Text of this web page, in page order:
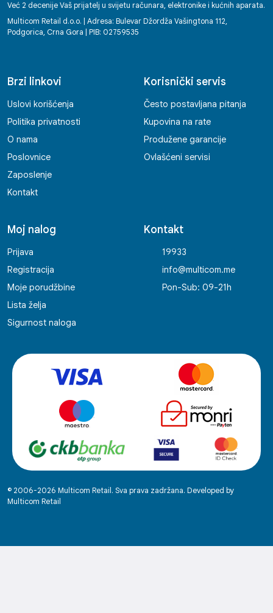
Već 2 decenije Vaš prijatelj u svijetu računara, elektronike i kućnih aparata.
Multicom Retail d.o.o. | Adresa: Bulevar Džordža Vašingtona 112,
Podgorica, Crna Gora | PIB: 02759535
Brzi linkovi
Uslovi korišćenja
Politika privatnosti
O nama
Poslovnice
Zaposlenje
Kontakt
Korisnički servis
Često postavljana pitanja
Kupovina na rate
Produžene garancije
Ovlašćeni servisi
Moj nalog
Prijava
Registracija
Moje porudžbine
Lista želja
Sigurnost naloga
Kontakt
19933
info@multicom.me
Pon-Sub: 09-21h
© 2006-2026 Multicom Retail. Sva prava zadržana. Developed by
Multicom Retail